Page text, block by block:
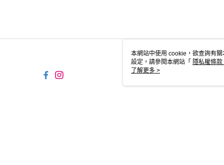
本網站中使用 cookie，欲查詢有
設定，請參閱本網站「 隱私權條款
使用 cookie。
了解更多 >